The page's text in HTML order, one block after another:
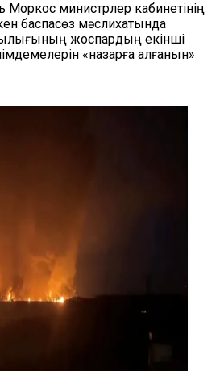
Моркос министрлер кабинетінің
баспасөз мәслихатында
жоспардың екінші
«назарға алғанын»